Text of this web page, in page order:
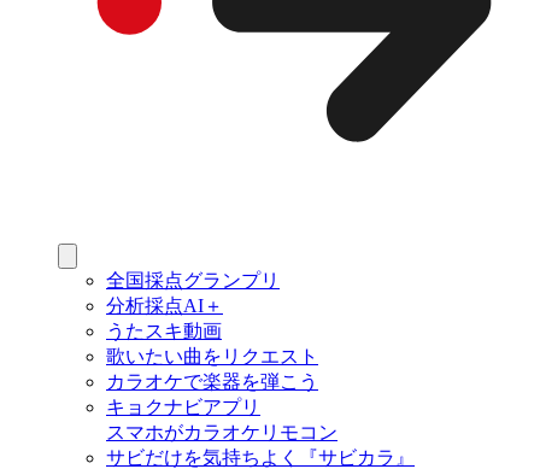
全国採点グランプリ
分析採点AI＋
うたスキ動画
歌いたい曲をリクエスト
カラオケで楽器を弾こう
キョクナビアプリ
スマホがカラオケリモコン
サビだけを気持ちよく『サビカラ』